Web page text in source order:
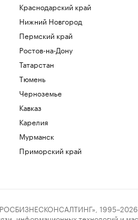
Краснодарский край
Нижний Новгород
Пермский край
Ростов-на-Дону
Татарстан
Тюмень
Черноземье
Кавказ
Карелия
Мурманск
Приморский край
1995–2026.